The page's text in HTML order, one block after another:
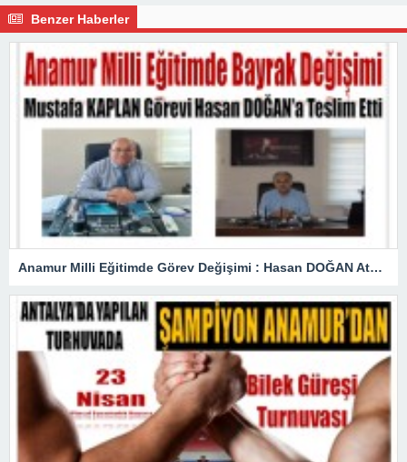
Benzer Haberler
Anamur Milli Eğitimde Görev Değişimi : Hasan DOĞAN Atandı